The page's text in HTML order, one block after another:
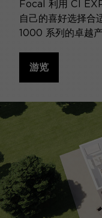
Focal 利用 CI
自己的喜好选择合
1000 系列的卓越产
游览